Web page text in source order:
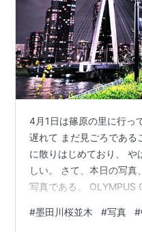
4月1日は篠原の里に行っ
遅れて まだ見ごろである
に散りはじめており、 や
しい。 さて、本日の写
写真である。
ンス：蛍光灯 ピクチャー
#墨田川桜並木 #写真 #